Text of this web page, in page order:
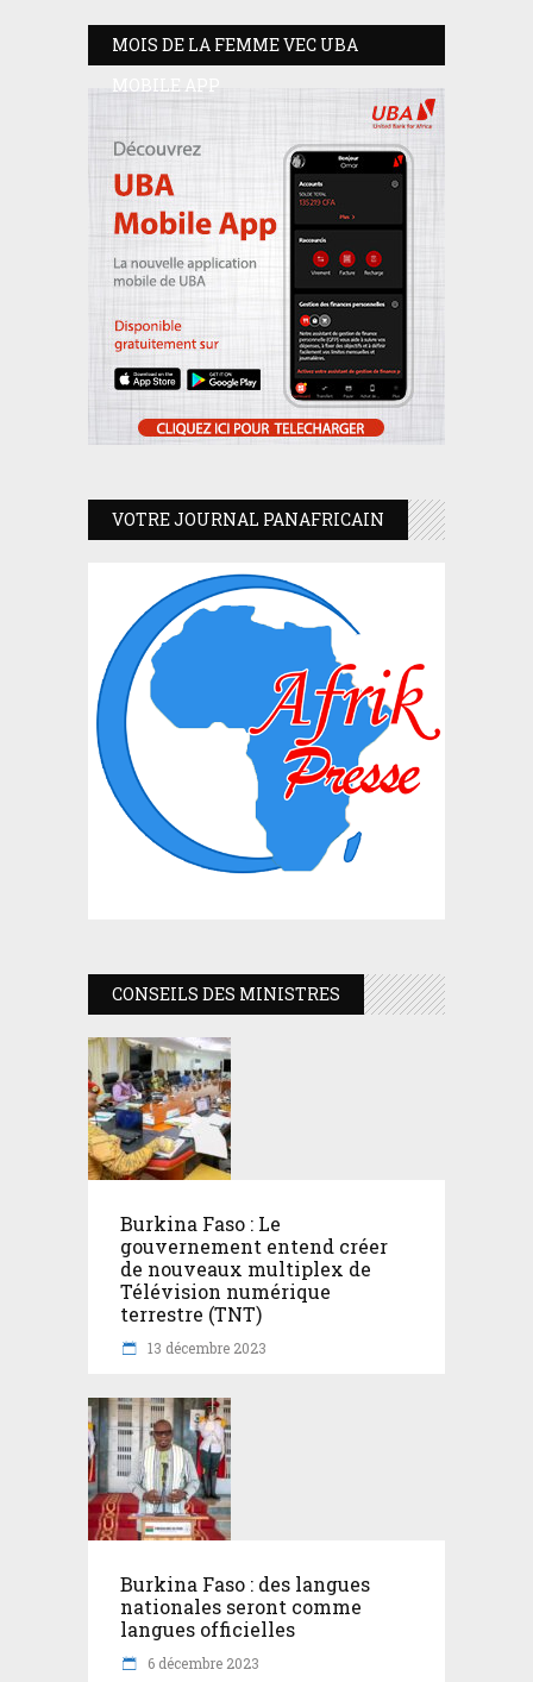
MOIS DE LA FEMME VEC UBA
MOBILE APP
VOTRE JOURNAL PANAFRICAIN
CONSEILS DES MINISTRES
Burkina Faso : Le
gouvernement entend créer
de nouveaux multiplex de
Télévision numérique
terrestre (TNT)
13 décembre 2023
Burkina Faso : des langues
nationales seront comme
langues officielles
6 décembre 2023